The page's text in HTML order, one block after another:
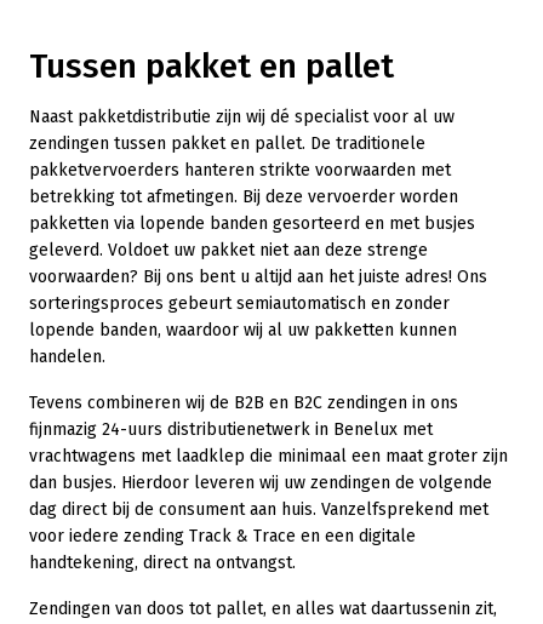
Tussen pakket en pallet
Naast pakketdistributie zijn wij dé specialist voor al uw
zendingen tussen pakket en pallet. De traditionele
pakketvervoerders hanteren strikte voorwaarden met
betrekking tot afmetingen. Bij deze vervoerder worden
pakketten via lopende banden gesorteerd en met busjes
geleverd. Voldoet uw pakket niet aan deze strenge
voorwaarden? Bij ons bent u altijd aan het juiste adres! Ons
sorteringsproces gebeurt semiautomatisch en zonder
lopende banden, waardoor wij al uw pakketten kunnen
handelen.
Tevens combineren wij de B2B en B2C zendingen in ons
fijnmazig 24-uurs distributienetwerk in Benelux met
vrachtwagens met laadklep die minimaal een maat groter zijn
dan busjes. Hierdoor leveren wij uw zendingen de volgende
dag direct bij de consument aan huis. Vanzelfsprekend met
voor iedere zending Track & Trace en een digitale
handtekening, direct na ontvangst.
Zendingen van doos tot pallet, en alles wat daartussenin zit,